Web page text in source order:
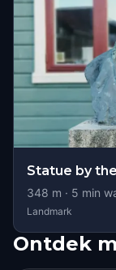
Statue by
348 m · 5 min
Landmark
Ontdek